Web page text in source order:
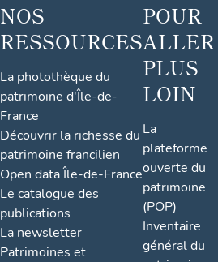
NOS
RESSOURCES
La photothèque du
patrimoine d'Île-de-
France
Découvrir la richesse du
patrimoine francilien
Open data Île-de-France
Le catalogue des
publications
La newsletter
Patrimoines et
POUR
ALLER
PLUS
LOIN
La
plateforme
ouverte du
patrimoine
(POP)
Inventaire
général du